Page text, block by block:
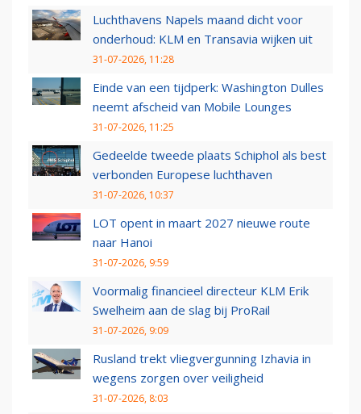
Luchthavens Napels maand dicht voor
onderhoud: KLM en Transavia wijken uit
31-07-2026, 11:28
Einde van een tijdperk: Washington Dulles
neemt afscheid van Mobile Lounges
31-07-2026, 11:25
Gedeelde tweede plaats Schiphol als best
verbonden Europese luchthaven
31-07-2026, 10:37
LOT opent in maart 2027 nieuwe route
naar Hanoi
31-07-2026, 9:59
Voormalig financieel directeur KLM Erik
Swelheim aan de slag bij ProRail
31-07-2026, 9:09
Rusland trekt vliegvergunning Izhavia in
wegens zorgen over veiligheid
31-07-2026, 8:03